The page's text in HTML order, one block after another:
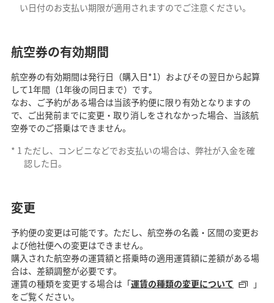
い日付のお支払い期限が適用されますのでご注意ください。
航空券の有効期間
航空券の有効期間は発行日（購入日*1）およびその翌日から起算
して1年間（1年後の同日まで）です。
なお、ご予約がある場合は当該予約便に限り有効となりますの
で、ご出発前までに変更・取り消しをされなかった場合、当該航
空券でのご搭乗はできません。
* 1 ただし、コンビニなどでお支払いの場合は、弊社が入金を確
認した日。
変更
予約便の変更は可能です。ただし、航空券の名義・区間の変更お
よび他社便への変更はできません。
購入された航空券の運賃額と搭乗時の適用運賃額に差額がある場
合は、差額調整が必要です。
運賃の種類を変更する場合は「運賃の種類の変更について
」
をご覧ください。